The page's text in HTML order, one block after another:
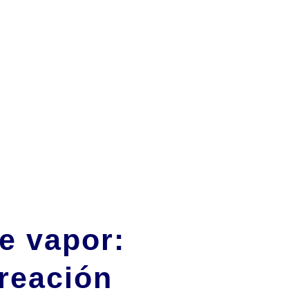
vapor: